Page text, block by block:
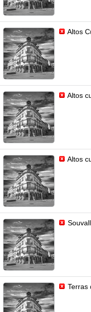
Altos
Altos
Altos
Terras